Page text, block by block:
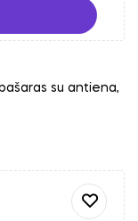
su antiena,